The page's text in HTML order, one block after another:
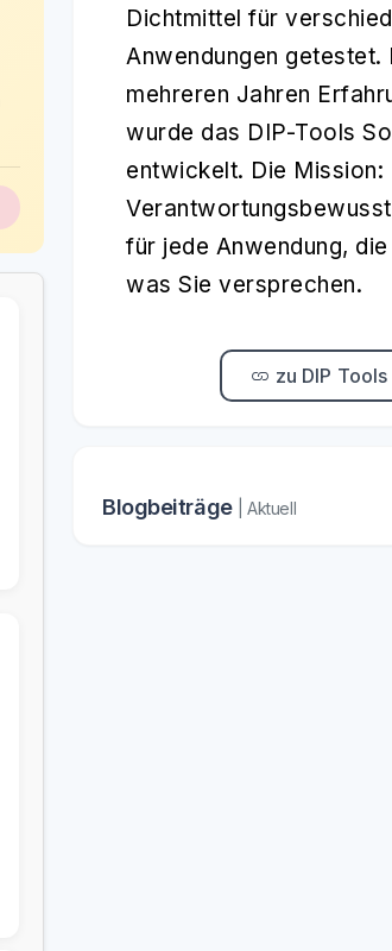
Dichtmittel für
Anwendungen getestet.
mehreren Jahren
wurde das DIP-Tools
entwickelt. Die Mission:
für jede Anwendung, die
was Sie versprechen.
zu DIP Tools
Blogbeiträge | Aktuell